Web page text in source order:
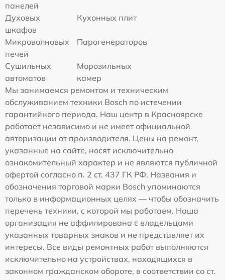
панелей
Духовых
шкафов
Кухонных плит
Микроволновых
печей
Парогенераторов
Сушильных
автоматов
Морозильных
камер
Мы занимаемся ремонтом и техническим
обслуживанием техники Bosch по истечении
гарантийного периода. Наш центр в Красноярске
работает независимо и не имеет официальной
авторизации от производителя. Цены на ремонт,
указанные на сайте, носят исключительно
ознакомительный характер и не являются публичной
офертой согласно п. 2 ст. 437 ГК РФ. Названия и
обозначения торговой марки Bosch упоминаются
только в информационных целях — чтобы обозначить
перечень техники, с которой мы работаем. Наша
организация не аффилирована с владельцами
указанных товарных знаков и не представляет их
интересы. Все виды ремонтных работ выполняются
исключительно на устройствах, находящихся в
законном гражданском обороте, в соответствии со ст.